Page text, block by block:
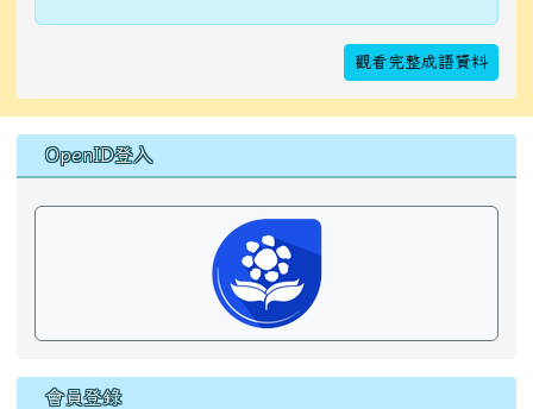
觀看完整成語資料
右邊區域內容
OpenID登入
會員登錄